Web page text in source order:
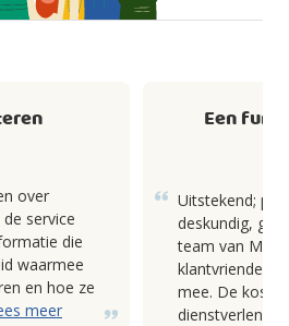
over
service
die
waarmee
en hoe ze
meer
Een
Uitstekend;
deskundig,
team van
klantvriendelijk
mee. De